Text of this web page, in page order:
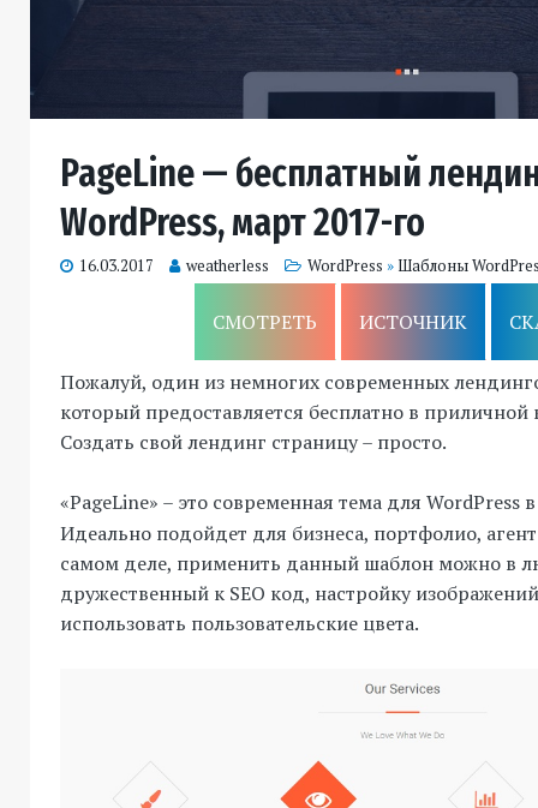
PageLine — бесплатный
WordPress, март 2017-го
16.03.2017 weatherless WordPress » Шаблоны
СМОТРЕТЬ ИСТОЧНИК
Пожалуй, один из немногих современных
который предоставляется бесплатно в приличной
Создать свой лендинг страницу – просто.
«PageLine» – это современная тема для WordPress
Идеально подойдет для бизнеса, портфолио,
самом деле, применить данный шаблон можно в
дружественный к SEO код, настройку
использовать пользовательские цвета.